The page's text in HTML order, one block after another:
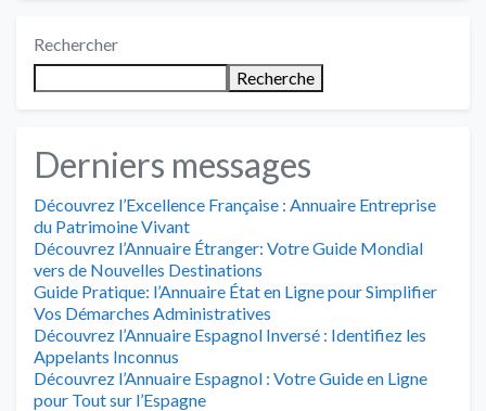
Rechercher
Recherche
Derniers messages
Découvrez l’Excellence Française : Annuaire Entreprise
du Patrimoine Vivant
Découvrez l’Annuaire Étranger: Votre Guide Mondial
vers de Nouvelles Destinations
Guide Pratique: l’Annuaire État en Ligne pour Simplifier
Vos Démarches Administratives
Découvrez l’Annuaire Espagnol Inversé : Identifiez les
Appelants Inconnus
Découvrez l’Annuaire Espagnol : Votre Guide en Ligne
pour Tout sur l’Espagne